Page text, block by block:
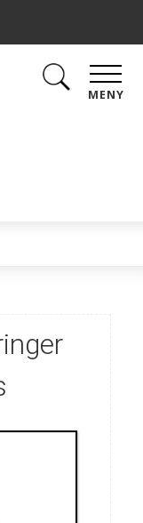
MENY